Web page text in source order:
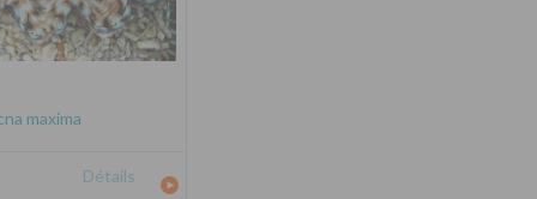
maxima
Détails